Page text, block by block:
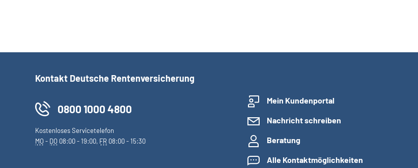
Kontakt Deutsche Rentenversicherung
0800 1000 4800
Kostenloses Servicetelefon
MO- DO 08:00 - 19:00, FR 08:00 - 15:30
Mein Kundenportal
Nachricht schreiben
Beratung
Alle Kontaktmöglichkeiten